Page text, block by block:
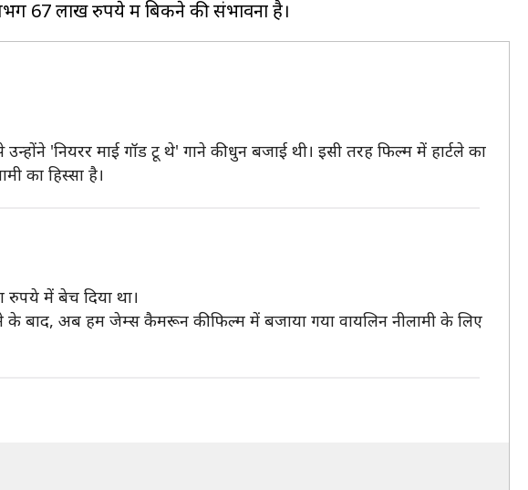
'नियरर माई गॉड टू थे' गाने की धुन बजाई थी। इसी तरह फिल्म में हार्टले का
का हिस्सा है।
रुपये में बेच दिया था।
के बाद, अब हम जेम्स कैमरून की फिल्म में बजाया गया वायलिन नीलामी के लिए